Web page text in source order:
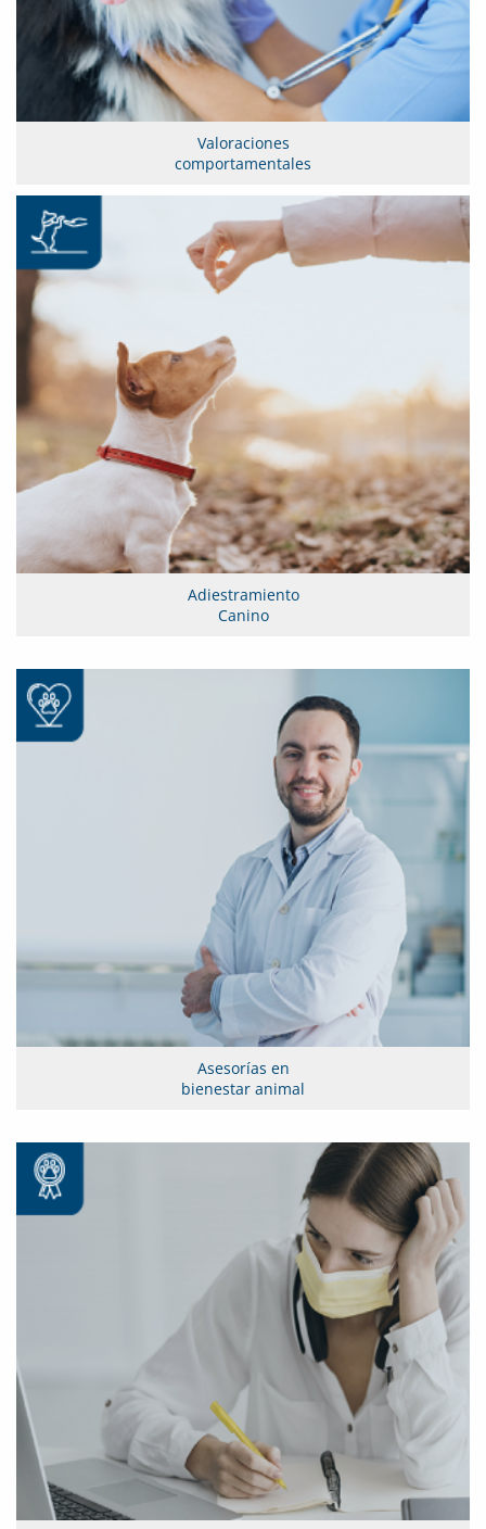
Valoraciones
comportamentales
Adiestramiento
Canino
Asesorías en
bienestar animal